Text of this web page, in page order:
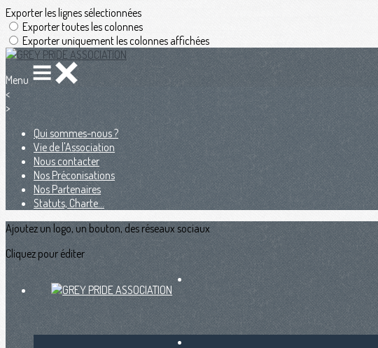
Exporter les lignes sélectionnées
Exporter toutes les colonnes
Exporter uniquement les colonnes affichées
Menu
<
>
Qui sommes-nous ?
Vie de l'Association
Nous contacter
Nos Préconisations
Nos Partenaires
Statuts, Charte...
Ajoutez un logo, un bouton, des réseaux sociaux
Cliquez pour éditer